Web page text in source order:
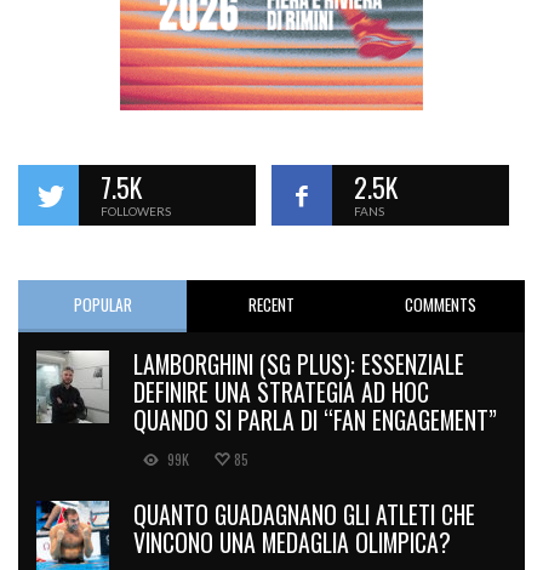
7.5K
FOLLOWERS
2.5K
FANS
POPULAR RECENT COMMENTS
LAMBORGHINI (SG PLUS): ESSENZIALE
DEFINIRE UNA STRATEGIA AD HOC
QUANDO SI PARLA DI “FAN ENGAGEMENT”
99K 85
QUANTO GUADAGNANO GLI ATLETI CHE
VINCONO UNA MEDAGLIA OLIMPICA?